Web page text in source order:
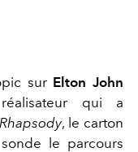
sur Elton John
qui a
, le carton
le parcours